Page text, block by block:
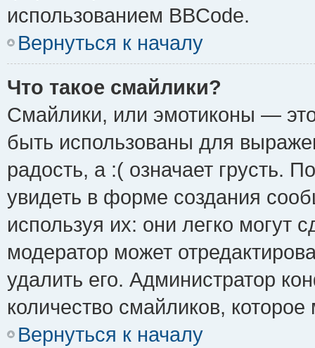
использованием BBCode.
Вернуться к началу
Что такое смайлики?
Смайлики, или эмотиконы —
быть использованы для
радость, а :( означает грусть.
увидеть в форме создания
используя их: они легко могут
модератор может
удалить его. Администратор
количество смайликов,
Вернуться к началу